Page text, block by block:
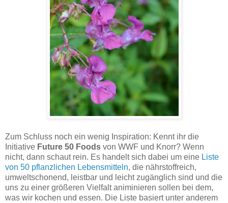
Zum Schluss noch ein wenig Inspiration: Kennt ihr die
Initiative Future 50 Foods von WWF und Knorr? Wenn
nicht, dann schaut rein. Es handelt sich dabei um eine Liste
von 50 pflanzlichen Lebensmitteln, die nährstoffreich,
umweltschonend, leistbar und leicht zugänglich sind und die
uns zu einer größeren Vielfalt animinieren sollen bei dem,
was wir kochen und essen. Die Liste basiert unter anderem